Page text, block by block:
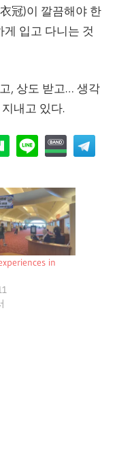
冠)이 깔끔해야 한
입고 다니는 것
, 상도 받고… 생각
내고 있다.
in